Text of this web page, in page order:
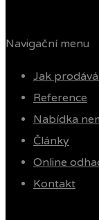
Navigační menu
Jak
Reference
Nabídka
Články
Online
Kontakt